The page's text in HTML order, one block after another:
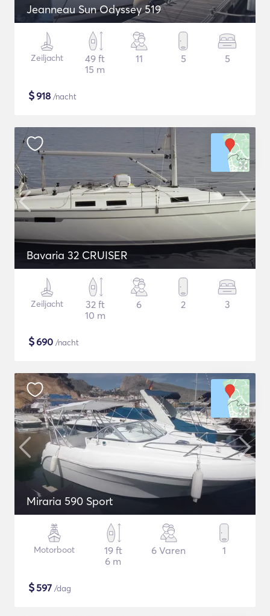
Jeanneau Sun Odyssey 519
Zeiljacht
49 ft
15 m
11 5 5
$918 /nacht
Bavaria 32 CRUISER
Zeiljacht
32 ft
10 m
6 2 3
$690 /nacht
Miraria 590 Sport
Motorboot
19 ft
6 m
6 Varen 1
$597 /dag